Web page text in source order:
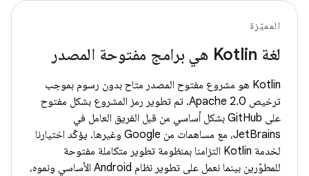
المميّزة
لغة Kotlin هي برامج مفتوحة المصدر
Kotlin هو مشروع مفتوح المصدر متاح بدون رسوم بموجب
ترخيص Apache 2.0. تم تطوير رمز المشروع بشكل مفتوح
على GitHub بشكل أساسي من قبل الفريق العامل في
JetBrains، مع مساهمات من Google وغيرها. يؤكّد اختيارنا
لخدمة Kotlin التزامنا بمنظومة تطوير متكاملة مفتوحة
للمطوّرين بينما نعمل على تطوير نظام Android الأساسي ونموه،